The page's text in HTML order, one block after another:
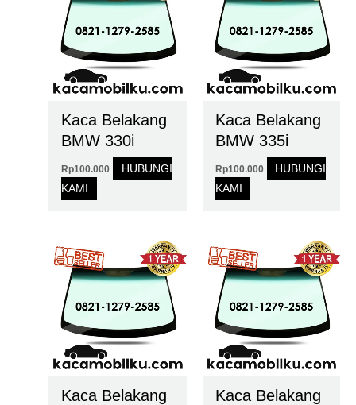
Kaca Belakang
BMW 330i
Rp100.000
HUBUNGI
KAMI
Kaca Belakang
BMW 335i
Rp100.000
HUBUNGI
KAMI
Kaca Belakang
Kaca Belakang